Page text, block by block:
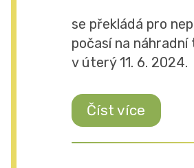
se překládá pro
počasí na náhradní
v úterý 11. 6. 2024.
Číst více